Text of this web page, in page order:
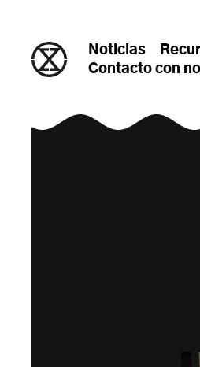
Noticias
Contacto con